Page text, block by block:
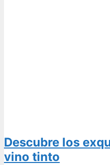
Descubre los
vino tinto